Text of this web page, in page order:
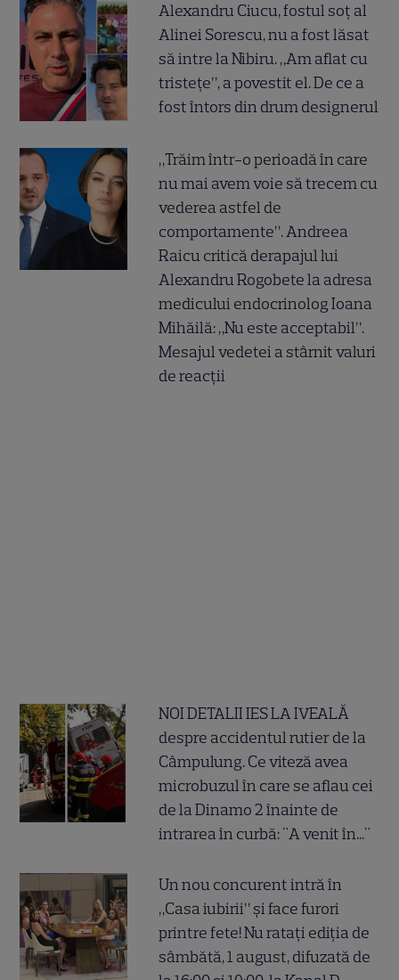
Alexandru Ciucu, fostul soț al
Alinei Sorescu, nu a fost lăsat
să intre la Nibiru. „Am aflat cu
tristețe”, a povestit el. De ce a
fost întors din drum designerul
„Trăim într-o perioadă în care
nu mai avem voie să trecem cu
vederea astfel de
comportamente”. Andreea
Raicu critică derapajul lui
Alexandru Rogobete la adresa
medicului endocrinolog Ioana
Mihăilă: „Nu este acceptabil”.
Mesajul vedetei a stârnit valuri
de reacții
NOI DETALII IES LA IVEALĂ
despre accidentul rutier de la
Câmpulung. Ce viteză avea
microbuzul în care se aflau cei
de la Dinamo 2 înainte de
intrarea în curbă: "A venit în..."
Un nou concurent intră în
„Casa iubirii” și face furori
printre fete! Nu ratați ediția de
sâmbătă, 1 august, difuzată de